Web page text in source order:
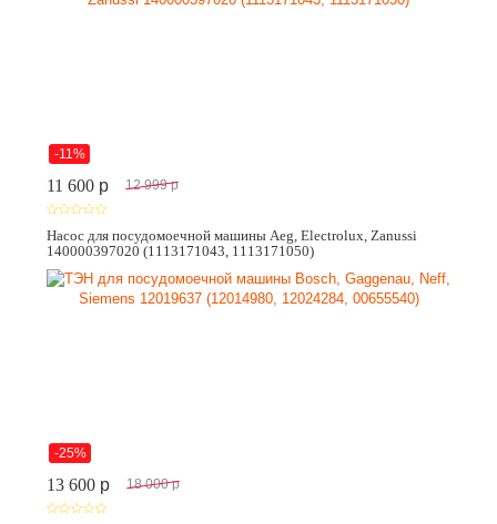
-11%
11 600 p 12 999 p
Насос для посудомоечной машины Aeg, Electrolux, Zanussi
140000397020 (1113171043, 1113171050)
-25%
13 600 p 18 000 p